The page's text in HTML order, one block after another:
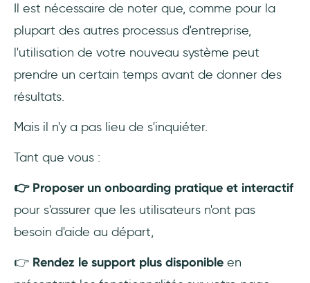
Il est nécessaire de noter que, comme pour la
plupart des autres processus d'entreprise,
l'utilisation de votre nouveau système peut
prendre un certain temps avant de donner des
résultats.
Mais il n'y a pas lieu de s'inquiéter.
Tant que vous :
👉 Proposer un onboarding pratique et interactif
pour s'assurer que les utilisateurs n'ont pas
besoin d'aide au départ,
👉 Rendez le support plus disponible en